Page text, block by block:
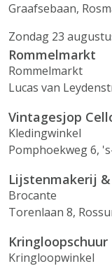
Graafsebaan,
Zondag 23
Rommelmarkt
Rommelmarkt
Lucas van
Vintagesjop
Kledingwinkel
Pomphoekweg 6,
Lijstenmakerij
Brocante
Torenlaan 8,
Kringloopwinkel